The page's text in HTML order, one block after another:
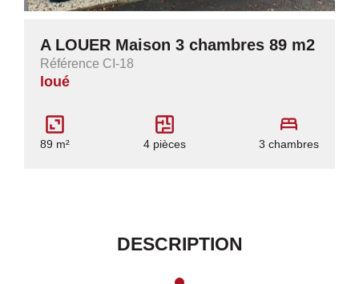
A LOUER Maison 3 chambres 89 m2
Référence CI-18
loué
89 m² 4 pièces 3 chambres
DESCRIPTION